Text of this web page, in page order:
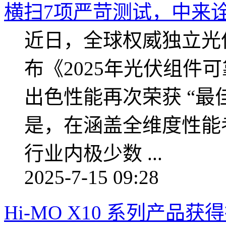
横扫7项严苛测试，中来
近日，全球权威独立
布《2025年光伏组件
出色性能再次荣获 “最
是，在涵盖全维度性
行业内极少数 ...
2025-7-15 09:28
Hi-MO X10 系列产品获